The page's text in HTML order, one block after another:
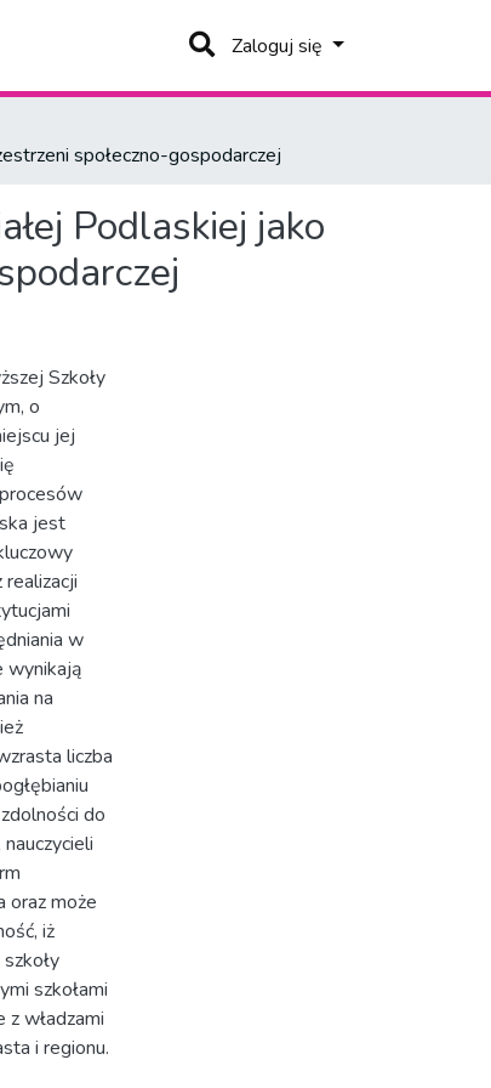
Zaloguj się
społeczno-gospodarczej
Podlaskiej jako
Szkoły
o
jej
jest
w
wynikają
na
liczba
do
oraz może
iż
szkołami
władzami
i regionu.